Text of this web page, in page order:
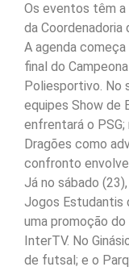
Os eventos têm
da
A agenda
final do
Poliesportivo. No
equipes Show de
enfrentará o
Dragões como
confronto
Já no sábado
Jogos Estudantis
uma promoção
InterTV. No
de futsal; e o